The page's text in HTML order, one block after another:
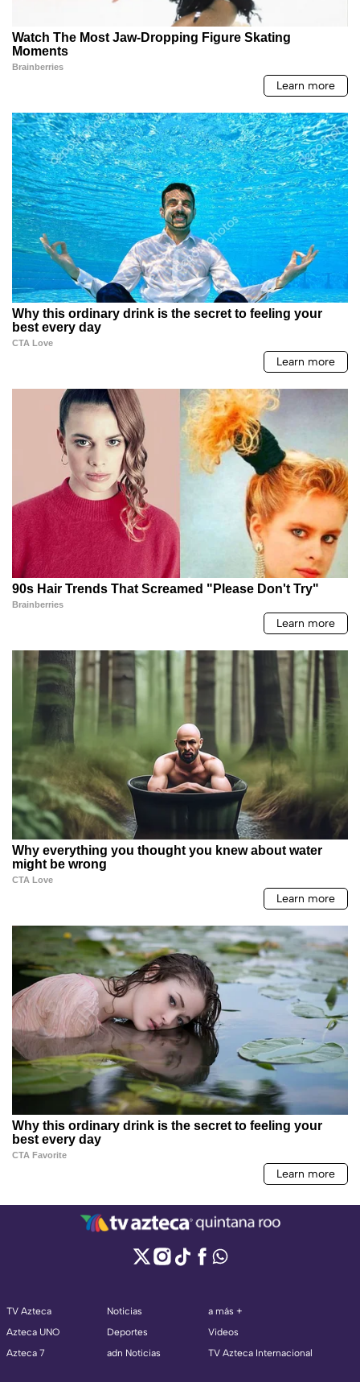
TV Azteca
Azteca UNO
Azteca 7
Noticias
Deportes
adn Noticias
a más +
Videos
TV Azteca Internacional